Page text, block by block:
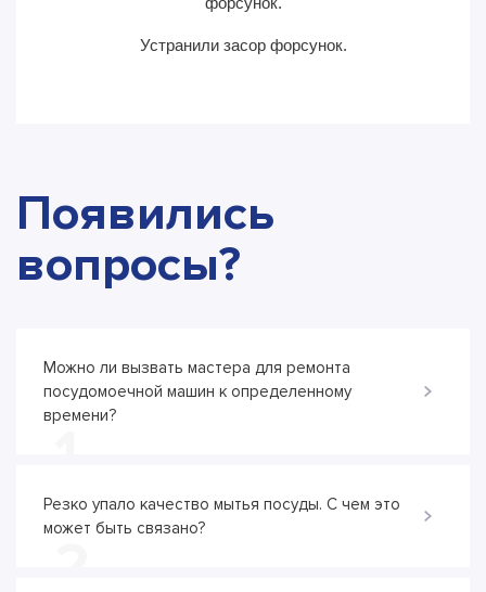
Устранили засор форсунок.
Появились
вопросы?
Можно ли вызвать мастера для ремонта
посудомоечной машин к определенному
времени?
Резко упало качество мытья посуды. С чем это
может быть связано?